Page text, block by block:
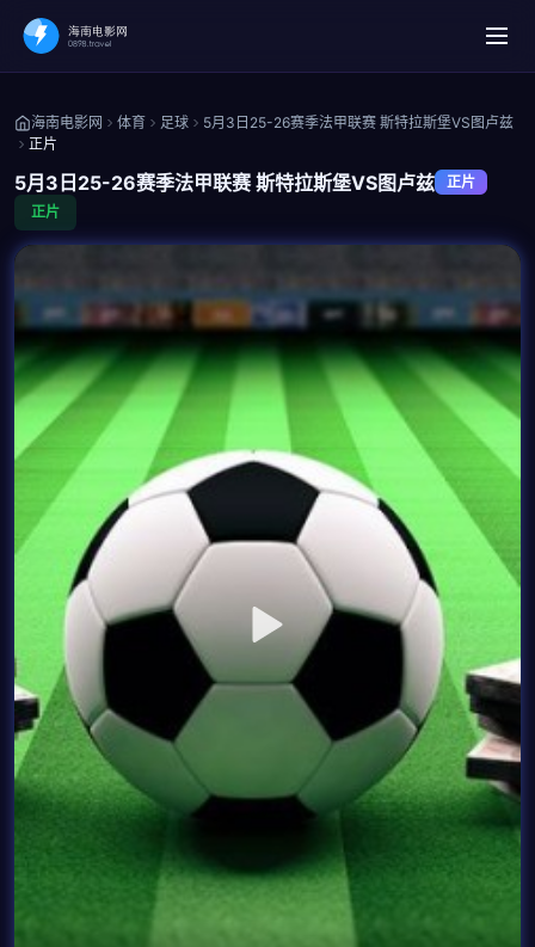
海南电影网 体育 足球
5月3日25-26赛季法甲联赛 斯特拉斯堡VS图卢兹
正片
5月3日25-26赛季法甲联赛 斯特拉斯堡VS图卢兹
正片
正片